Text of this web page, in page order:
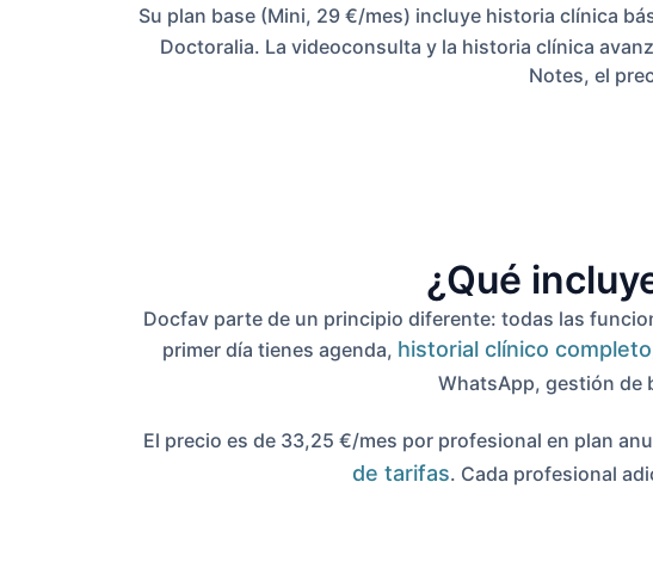
Su plan base (Mini, 29 €/mes) incluye historia clínica
Doctoralia. La videoconsulta y la historia clínica
Notes, el
¿Qué
Docfav parte de un principio diferente: todas las
primer día tienes agenda, historial clínico completo
WhatsApp, gestión de
El precio es de 33,25 €/mes por profesional en plan
de tarifas. Cada profesional